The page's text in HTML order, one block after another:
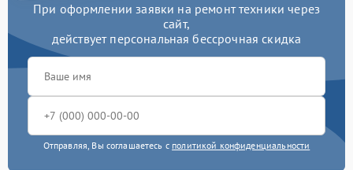
При оформлении заявки на ремонт техники через
сайт,
действует персональная бессрочная скидка
Отправляя, Вы соглашаетесь с политикой конфиденциальности